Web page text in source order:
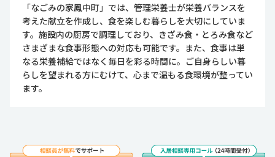
「なごみの家鳳中町」では、管理栄養士が栄養バランスを
考えた献立を作成し、食を楽しむ暮らしを大切にしていま
す。施設内の厨房で調理しており、きざみ食・とろみ食など
さまざまな食事形態への対応も可能です。また、食事は単
なる栄養補給ではなく毎日を彩る時間に。ご自身らしい暮
らしを望まれる方にむけて、心まで温もる食環境が整ってい
ます。